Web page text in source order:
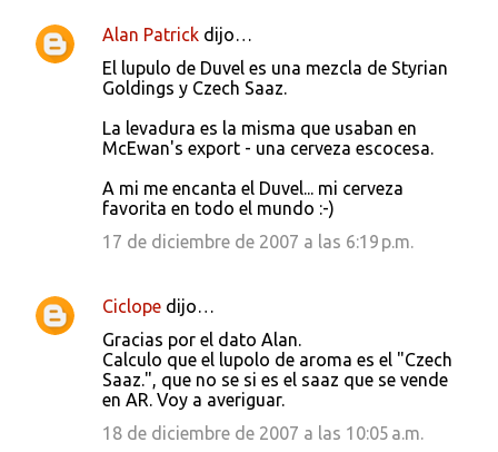
Alan Patrick dijo…
El lupulo de Duvel es una mezcla de Styrian
Goldings y Czech Saaz.
La levadura es la misma que usaban en
McEwan's export - una cerveza escocesa.
A mi me encanta el Duvel... mi cerveza
favorita en todo el mundo :-)
17 de diciembre de 2007 a las 6:19 p.m.
Ciclope dijo…
Gracias por el dato Alan.
Calculo que el lupolo de aroma es el "Czech
Saaz.", que no se si es el saaz que se vende
en AR. Voy a averiguar.
18 de diciembre de 2007 a las 10:05 a.m.